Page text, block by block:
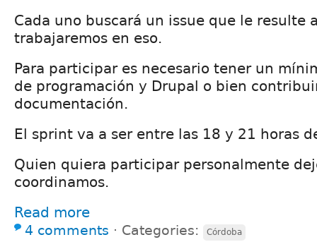
Cada uno buscará un issue que le resulte
trabajaremos en eso.
Para participar es necesario tener un
de programación y Drupal o bien
documentación.
El sprint va a ser entre las 18 y 21 horas
Quien quiera participar personalmente
coordinamos.
Read more
4 comments ⋅ Categories: Córdoba